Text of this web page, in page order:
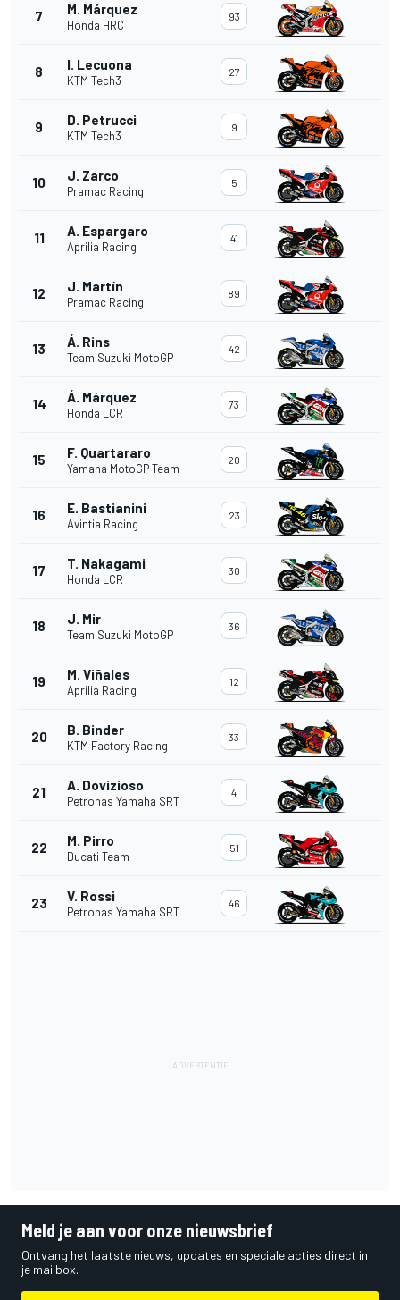
7 M. Márquez
Honda HRC
93
8 I. Lecuona
KTM Tech3
27
9 D. Petrucci
KTM Tech3
9
10 J. Zarco
Pramac Racing
5
11 A. Espargaro
Aprilia Racing
41
12 J. Martín
Pramac Racing
89
13 Á. Rins
Team Suzuki MotoGP
42
14 Á. Márquez
Honda LCR
73
15 F. Quartararo
Yamaha MotoGP Team
20
16 E. Bastianini
Avintia Racing
23
17 T. Nakagami
Honda LCR
30
18 J. Mir
Team Suzuki MotoGP
36
19 M. Viñales
Aprilia Racing
12
20 B. Binder
KTM Factory Racing
33
21 A. Dovizioso
Petronas Yamaha SRT
4
22 M. Pirro
Ducati Team
51
23 V. Rossi
Petronas Yamaha SRT
46
Meld je aan voor onze nieuwsbrief
Ontvang het laatste nieuws, updates en speciale acties direct in
je mailbox.